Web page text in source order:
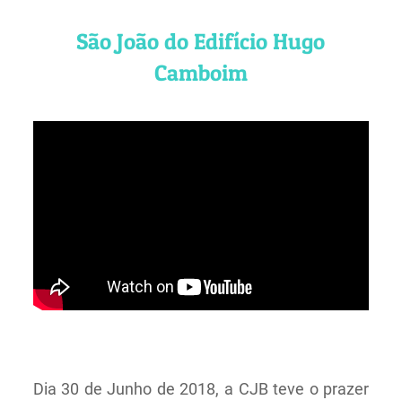
São João do Edifício Hugo
Camboim
Dia 30 de Junho de 2018, a CJB teve o prazer